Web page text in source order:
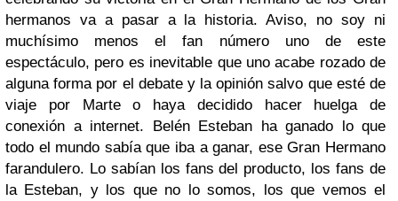
hermanos va a pasar a la historia. Aviso, no soy ni
muchísimo menos el fan número uno de este
espectáculo, pero es inevitable que uno acabe rozado de
alguna forma por el debate y la opinión salvo que esté de
viaje por Marte o haya decidido hacer huelga de
conexión a internet. Belén Esteban ha ganado lo que
todo el mundo sabía que iba a ganar, ese Gran Hermano
farandulero. Lo sabían los fans del producto, los fans de
la Esteban, y los que no lo somos, los que vemos el